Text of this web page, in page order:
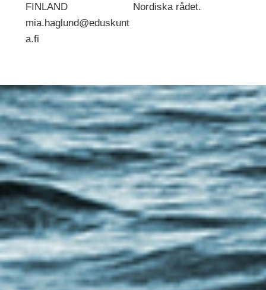
FINLAND
mia.haglund@eduskunt
a.fi
Nordiska rådet.